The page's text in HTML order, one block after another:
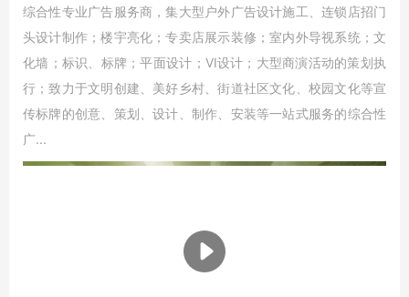
综合性专业广告服务商，集大型户外广告设计施工、连锁店招门
头设计制作；楼宇亮化；专卖店展示装修；室内外导视系统；文
化墙；标识、标牌；平面设计；VI设计；大型商演活动的策划执
行；致力于文明创建、美好乡村、街道社区文化、校园文化等宣
传标牌的创意、策划、设计、制作、安装等一站式服务的综合性
广...